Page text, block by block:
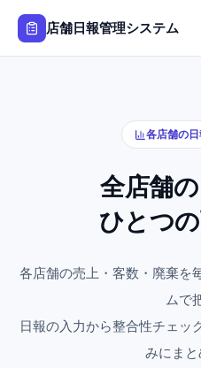
店舗日報管理システム
各店舗の
全店舗の
ひとつの
各店舗の売上・客数・廃棄を
ムで
日報の入力から整合性チェッ
みにまと